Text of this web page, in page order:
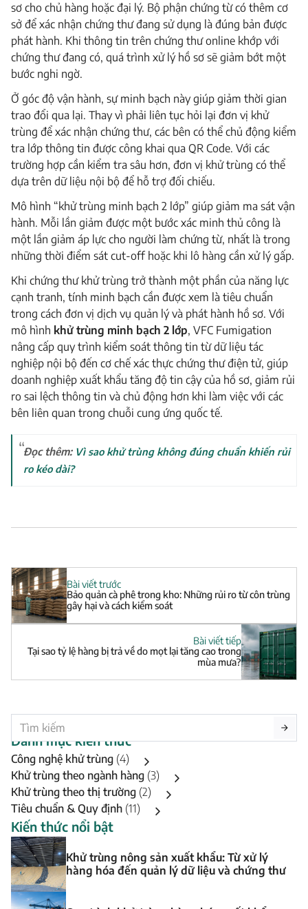
sơ cho chủ hàng hoặc đại lý. Bộ phận chứng từ có thêm cơ
sở để xác nhận chứng thư đang sử dụng là đúng bản được
phát hành. Khi thông tin trên chứng thư online khớp với
chứng thư đang có, quá trình xử lý hồ sơ sẽ giảm bớt một
bước nghi ngờ.
Ở góc độ vận hành, sự minh bạch này giúp giảm thời gian
trao đổi qua lại. Thay vì phải liên tục hỏi lại đơn vị khử
trùng để xác nhận chứng thư, các bên có thể chủ động kiểm
tra lớp thông tin được công khai qua QR Code. Với các
trường hợp cần kiểm tra sâu hơn, đơn vị khử trùng có thể
dựa trên dữ liệu nội bộ để hỗ trợ đối chiếu.
Mô hình “khử trùng minh bạch 2 lớp” giúp giảm ma sát vận
hành. Mỗi lần giảm được một bước xác minh thủ công là
một lần giảm áp lực cho người làm chứng từ, nhất là trong
những thời điểm sát cut-off hoặc khi lô hàng cần xử lý gấp.
Khi chứng thư khử trùng trở thành một phần của năng lực
cạnh tranh, tính minh bạch cần được xem là tiêu chuẩn
trong cách đơn vị dịch vụ quản lý và phát hành hồ sơ. Với
mô hình khử trùng minh bạch 2 lớp, VFC Fumigation
nâng cấp quy trình kiểm soát thông tin từ dữ liệu tác
nghiệp nội bộ đến cơ chế xác thực chứng thư điện tử, giúp
doanh nghiệp xuất khẩu tăng độ tin cậy của hồ sơ, giảm rủi
ro sai lệch thông tin và chủ động hơn khi làm việc với các
bên liên quan trong chuỗi cung ứng quốc tế.
Đọc thêm: Vì sao khử trùng không đúng chuẩn khiến rủi
ro kéo dài?
Bài viết trước
Bảo quản cà phê trong kho: Những rủi ro từ côn trùng
gây hại và cách kiểm soát
Bài viết tiếp
Tại sao tỷ lệ hàng bị trả về do mọt lại tăng cao trong
mùa mưa?
Danh mục kiến thức
Công nghệ khử trùng (4)
Khử trùng theo ngành hàng (3)
Khử trùng theo thị trường (2)
Tiêu chuẩn & Quy định (11)
Kiến thức nổi bật
Khử trùng nông sản xuất khẩu: Từ xử lý
hàng hóa đến quản lý dữ liệu và chứng thư